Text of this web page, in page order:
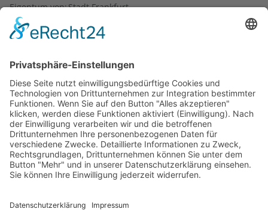
Eigentum von:Stadt Frankfurt
Wenig beachtet steht auf einem kleinen Plätzchen Ecke
Brückhofstraße/Mainstraße der klassizistische
1812 aufgestellt. Veranlasst hatte dies der damalige
Bürgermeister Jacob Guiollett, der den alten
Pumpenbrunnen an dieser Stelle hatte abreißen lassen, um
den schmalen Sandsteinobelisken für 650 Gulden zu
errichten. Das Relief mit dem Motiv einer geflügelten
Sonnenscheibe steht für den Einfluss Napoleons auf
Europa. Mit seinem Ägyptenfeldzug hatte der Feldherr
großen Eindruck gemacht. Geschaffen wurde der Brunnen
in der Werkstatt G.W. Mayr, aus der weitere Frankfurter
Brunnen hervorgingen.
Text: Kulturamt